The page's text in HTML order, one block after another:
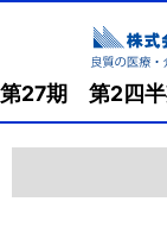
第27期 第2四